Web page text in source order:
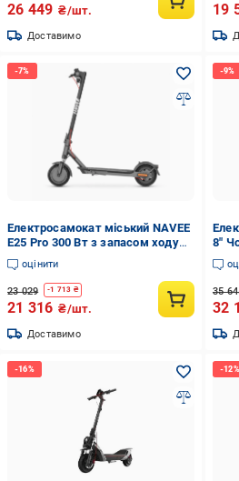
26 449 ₴/шт.
Доставимо
19
Електросамокат міський NAVEE
E25 Pro 300 Вт з запасом ходу
25 км (EasyRide 25 Pro-E)
оцінити
23 029 -1 713 ₴
21 316 ₴/шт.
Доставимо
8"
35
32